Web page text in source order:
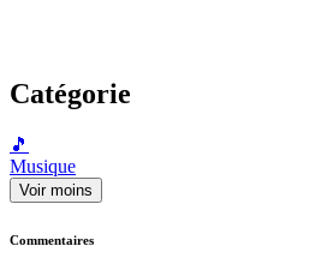
Catégorie
🎵
Musique
Voir moins
Commentaires